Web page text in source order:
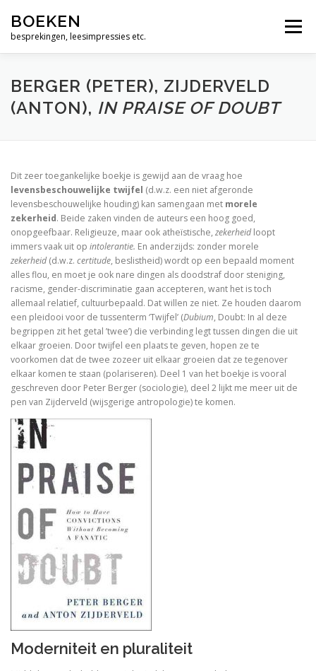
naarBOEKEN
besprekingen, leesimpressies etc.
Menu
Alleen maar woorden
De bijbel, een vrij zinnige lezing
Over de psalmen. Uitweidingen 110-117
The Jews and the Reformation.
Zero Degrees of Empathy
Religious America, Secular Europe? A Theme
In Praise of Doubt
Bruiloft (I, II) Preken over het Hooglied
Philosophy of Religion in the Renaissance
Troost in filosofie
Waar blijft de kerk?
Bach’s Personal copy of Calov’s Bible Commentary
Bardot, Fallaci, Houellebecq en Wilders….
Tegenwoordigheid van geest als Europese uitdaging
BERGER (PETER), ZIJDERVELD
(ANTON), IN PRAISE OF DOUBT
Dit zeer toegankelijke boekje is gewijd aan de vraag hoe
levensbeschouwelijke twijfel (d.w.z. een niet afgeronde
levensbeschouwelijke houding) kan samengaan met morele
zekerheid. Beide zaken vinden de auteurs een hoog goed,
onopgeefbaar. Religieuze, maar ook atheïstische, zekerheidloopt
immers vaak uit op intolerantie. En anderzijds: zonder morele
zekerheid(d.w.z. certitude, beslistheid) wordt op een bepaald moment
alles flou, en moet je ook nare dingen als doodstraf door steniging,
racisme, gender-discriminatie gaan accepteren, want het is toch
allemaal relatief, cultuurbepaald. Dat willen ze niet. Ze houden daarom
een pleidooi voor de tussenterm ‘Twijfel’ (Dubium, Doubt: In al deze
begrippen zit het getal ’twee’) die verbinding legt tussen dingen die uit
elkaar groeien. Door twijfel een plaats te geven, hopen ze te
voorkomen dat de twee zozeer uit elkaar groeien dat ze tegenover
elkaar komen te staan (polariseren). Deel 1 van het boekje is vooral
geschreven door Peter Berger (sociologie), deel 2 lijkt me meer uit de
pen van Zijderveld (wijsgerige antropologie) te komen.
Moderniteit en pluraliteit